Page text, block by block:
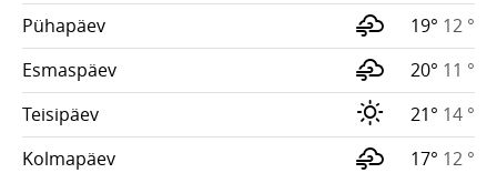
Pühapäev
19° 12 °
Esmaspäev
20° 11 °
Teisipäev
21° 14 °
Kolmapäev
17° 12 °